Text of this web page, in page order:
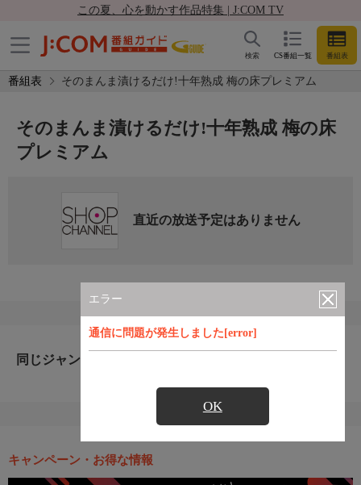
この夏、心を動かす作品特集 | J:COM TV
CS番組一覧 番組表
検索
番組表 そのまんま漬けるだけ!十年熟成 梅の床プレミアム
エラー
通信に問題が発生しました[error]
OK
そのまんま漬けるだけ!十年熟成 梅の床
プレミアム
直近の放送予定はありません
同じジャンルのおすすめ番組
キャンペーン・お得な情報